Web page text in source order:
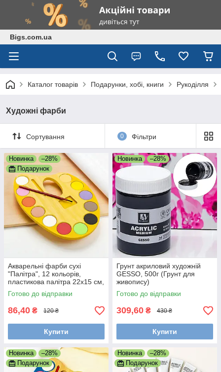
Bigs.com.ua
Каталог товарів Подарунки, хобі, книги Рукоділля
Художні фарби
Сортування 0 Фільтри
Новинка
–28%
Подарунок
Акварельні фарби сухі
"Палітра", 12 кольорів,
пластикова палітра 22x15 см,
Жовта
Готово до відправки
86,40 ₴ 120 ₴
Купити
Новинка –28%
Грунт акриловий художній
GESSO, 500г (Грунт для
живопису)
Готово до відправки
309,60 ₴ 430 ₴
Купити
Новинка
–28%
Подарунок
Новинка
–28%
Подарунок